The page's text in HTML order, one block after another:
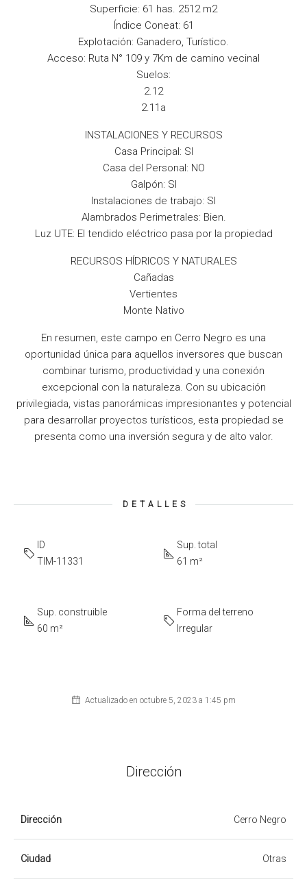
Superficie: 61 has. 2512 m2
Índice Coneat: 61
Explotación: Ganadero, Turístico.
Acceso: Ruta N° 109 y 7Km de camino vecinal
Suelos:
2.12
2.11a
INSTALACIONES Y RECURSOS
Casa Principal: SI
Casa del Personal: NO
Galpón: SI
Instalaciones de trabajo: SI
Alambrados Perimetrales: Bien.
Luz UTE: El tendido eléctrico pasa por la propiedad
RECURSOS HÍDRICOS Y NATURALES
Cañadas
Vertientes
Monte Nativo
En resumen, este campo en Cerro Negro es una
oportunidad única para aquellos inversores que buscan
combinar turismo, productividad y una conexión
excepcional con la naturaleza. Con su ubicación
privilegiada, vistas panorámicas impresionantes y potencial
para desarrollar proyectos turísticos, esta propiedad se
presenta como una inversión segura y de alto valor.
DETALLES
ID
TIM-11331
Sup. total
61 m²
Sup. construible
60 m²
Forma del terreno
Irregular
Actualizado en octubre 5, 2023 a 1:45 pm
Dirección
Dirección Cerro Negro
Ciudad Otras